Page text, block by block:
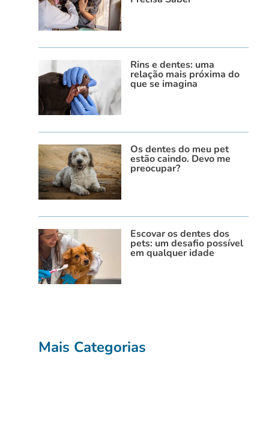
Rins e dentes: uma
relação mais próxima do
que se imagina
Os dentes do meu pet
estão caindo. Devo me
preocupar?
Escovar os dentes dos
pets: um desafio possível
em qualquer idade
Mais Categorias